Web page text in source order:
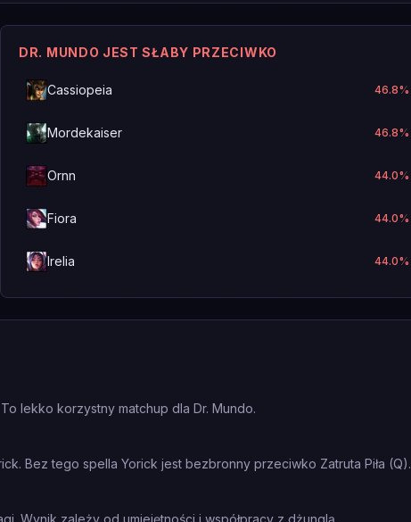
DR. MUNDO JEST SŁABY PRZECIWKO
Cassiopeia 46.8%
Mordekaiser 46.8%
Ornn 44.0%
Fiora 44.0%
Irelia 44.0%
lekko korzystny matchup dla Dr. Mundo.
Bez tego spella Yorick jest bezbronny przeciwko Zatruta Piła (Q).
Wynik zależy od umiejętności i współpracy z dżunglą.